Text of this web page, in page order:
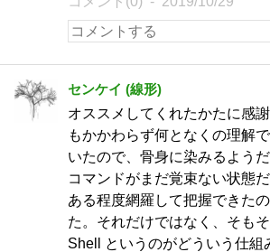
センケイ (線形)
オススメしてくれたかたに感
もかかわらず何となくの理解
いたので、骨身に染みるよう
コマンドがまだ覚束ない状態
ある程度網羅して把握できた
た。それだけではなく、そも
Shell というのがどういう仕組